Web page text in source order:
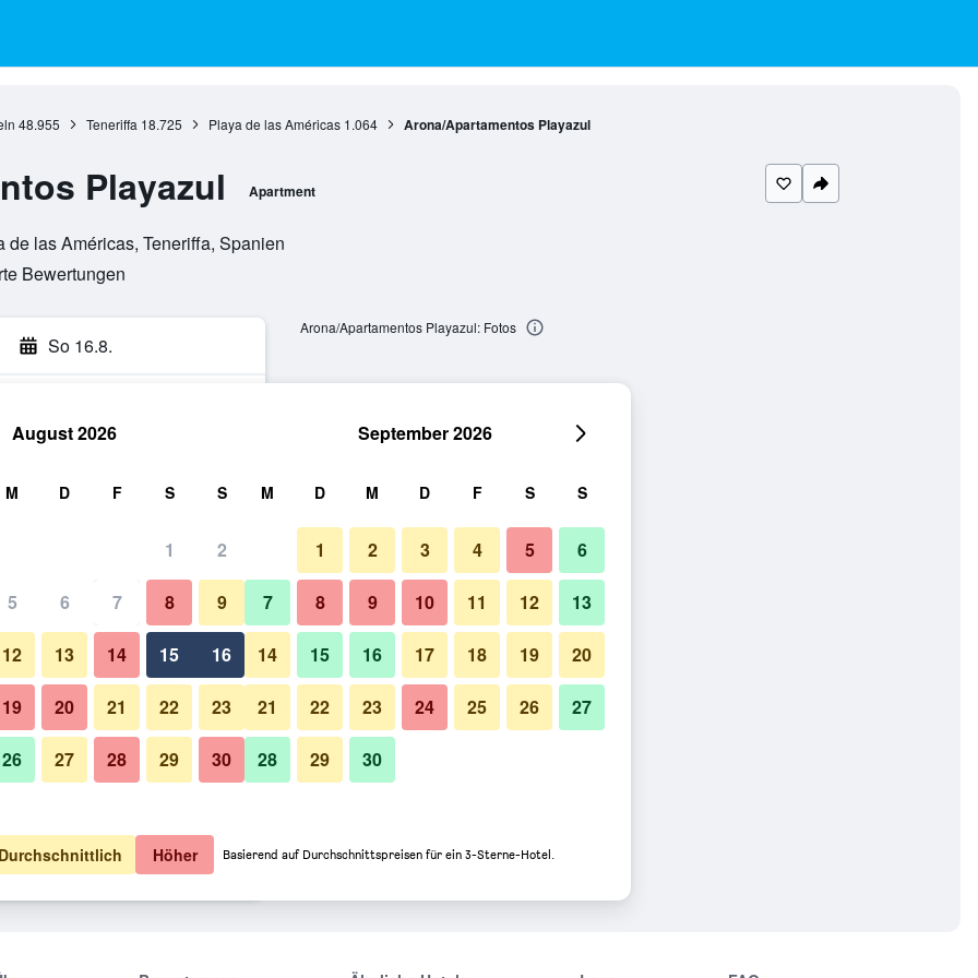
48.955 Teneriffa 18.725 Playa de las Américas 1.064 Arona/Apartamentos Playazul
Playazul Apartment
las Américas, Teneriffa, Spanien
Bewertungen
So 16.8.
Preis pro Nacht
Nacht
72 € Angebot anzeigen
73 € Angebot anzeigen
Angebote
Arona/Apartamentos Playazul: Fotos
August 2026
M D F S S
1 2
5 6 7 8 9
12 13 14 15 16
19 20 21 22 23
26 27 28 29 30
September 2026
M D M D F S S
1 2 3 4 5 6
7 8 9 10 11 12 13
14 15 16 17 18 19 20
21 22 23 24 25 26 27
28 29 30
Durchschnittlich Höher Basierend auf Durchschnittspreisen für ein 3-Sterne-Hotel.